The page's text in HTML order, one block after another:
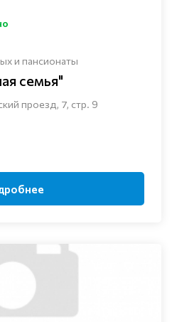
и пансионаты
семья"
проезд, 7, стр. 9